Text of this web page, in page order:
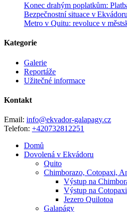
Konec drahým poplatkům:
Bezpečnostní situace v Ekvádoru
Metro v Quitu: revoluce v
Kategorie
Galerie
Reportáže
Užitečné informace
Kontakt
Email: info@ekvador-galapagy.cz
Telefon: +420732812251
Domů
Dovolená v Ekvádoru
Quito
Chimborazo, Cotopaxi,
Výstup na
Výstup na Cotopaxi
Jezero Quilotoa
Galapágy